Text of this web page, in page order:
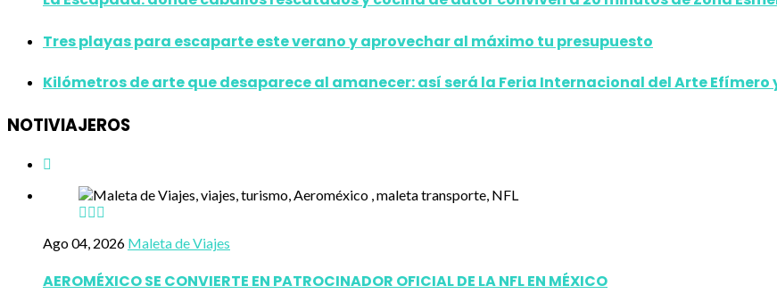
Tres playas para escaparte este verano y aprovechar al máximo tu presupuesto
Kilómetros de arte que desaparece al amanecer: así será la Feria Internacional del Arte
NOTIVIAJEROS
Ago 04, 2026 Maleta de Viajes
AEROMÉXICO SE CONVIERTE EN PATROCINADOR OFICIAL DE LA NFL EN MÉXICO